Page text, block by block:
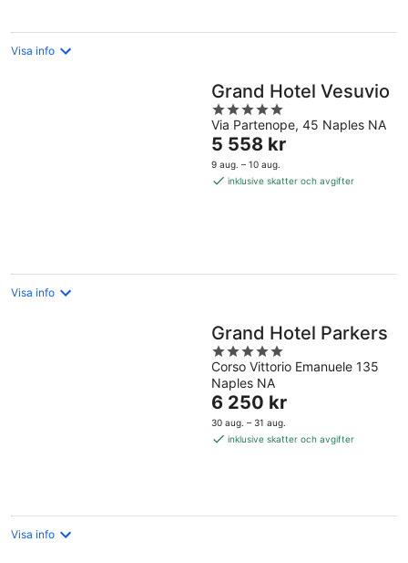
Visa info
Grand Hotel Vesuvio
5
out
of
5
Via Partenope, 45 Naples NA
Priset
är
5 558 kr
5 558 kr
9 aug. – 10 aug.
inklusive skatter och avgifter
Visa info
Grand Hotel Parkers
5
out
of
5
Corso Vittorio Emanuele 135
Naples NA
Priset
är
6 250 kr
6 250 kr
30 aug. – 31 aug.
inklusive skatter och avgifter
Visa info